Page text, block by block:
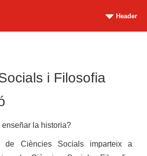
Header
i Filosofia
de Ciències Socials imparteix a